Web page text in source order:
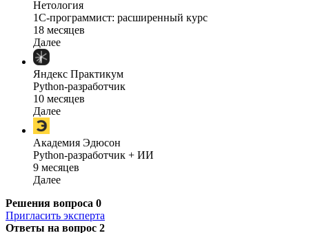
Нетология
1C-программист: расширенный курс
18 месяцев
Далее
Яндекс Практикум
Python-разработчик
10 месяцев
Далее
Академия Эдюсон
Python-разработчик + ИИ
9 месяцев
Далее
Решения вопроса 0
Пригласить эксперта
Ответы на вопрос 2